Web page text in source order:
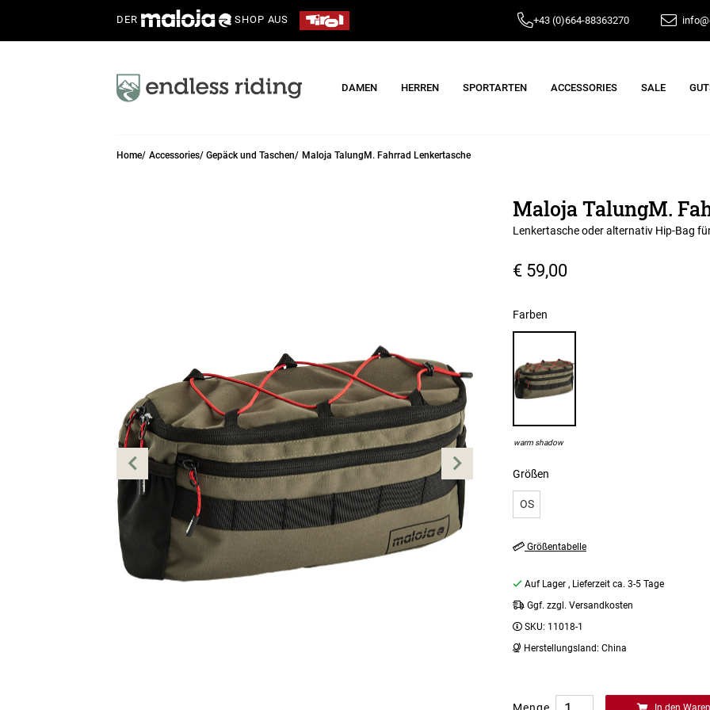
DER SHOP AUS +43 (0)664-88363270
DAMEN HERREN SPORTARTEN ACCESSORIES SALE
Home Accessories Gepäck und Taschen Maloja TalungM. Fahrrad Lenkertasche
Maloja TalungM.
Lenkertasche oder alternativ Hip-Bag
€ 59,00
Größen
OS
Farben
warm shadow
Größentabelle
Auf Lager , Lieferzeit ca. 3-5 Tage
Ggf. zzgl. Versandkosten
SKU: 11018-1
Herstellungsland: China
In den